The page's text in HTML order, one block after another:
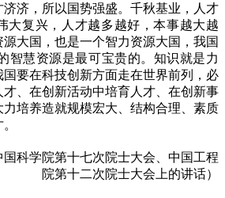
济，所以国势强盛。千秋基业，人才
大复兴，人才越多越好，本事越大越
大国，也是一个智力资源大国，我国
智慧资源是最可宝贵的。知识就是力
要在科技创新方面走在世界前列，必
、在创新活动中培育人才、在创新事
培养造就规模宏大、结构合理、素质
国科学院第十七次院士大会、中国工程
院第十二次院士大会上的讲话）